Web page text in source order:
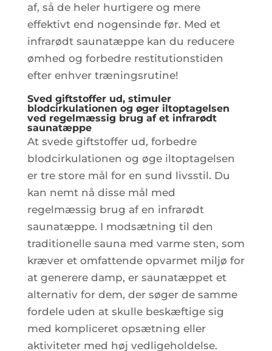
af, så de heler hurtigere og mere
effektivt end nogensinde før. Med et
infrarødt saunatæppe kan du reducere
ømhed og forbedre restitutionstiden
efter enhver træningsrutine!
Sved giftstoffer ud, stimuler
blodcirkulationen og øger iltoptagelsen
ved regelmæssig brug af et infrarødt
saunatæppe
At svede giftstoffer ud, forbedre
blodcirkulationen og øge iltoptagelsen
er tre store mål for en sund livsstil. Du
kan nemt nå disse mål med
regelmæssig brug af en infrarødt
saunatæppe. I modsætning til den
traditionelle sauna med varme sten, som
kræver et omfattende opvarmet miljø for
at generere damp, er saunatæppet et
alternativ for dem, der søger de samme
fordele uden at skulle beskæftige sig
med kompliceret opsætning eller
aktiviteter med høj vedligeholdelse.